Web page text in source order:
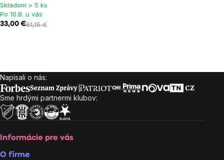
Skladom > 5 ks
Po 10.8. u vás
33,00 €61,15 €
Zápätie
Napísali o nás:
Sme hrdými partnermi klubov:
Informácie pre vás
O firme